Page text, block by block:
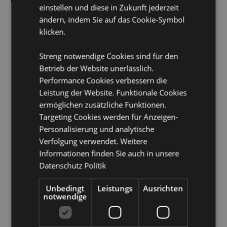
Belgien, Bermuda, Bosnien und Herzegowina,
Bulgarien, Kanarische Inseln (Spanien), Ceuta und
Melilla, Korsika (Frankreich), Kroatien, Zypern,
Guayana, Deutschland, Gibraltar, Griechenland,
Guadeloupe, Guernsey (Kanalinseln), Heiliger Stuhl
(Vatikanstadt), Ungarn, Island, Irland, Isle of Man
(Vereinigtes Königreich), Italien (Festland), Jersey
(Kanalinseln), Kosovo, Lettland, Liechtenstein, Litauen,
Luxemburg, Nordmazedonien, Madeira (Portugal),
Malta, Martinique, Mayotte, Monaco, Montenegro,
Niederlande, Norwegen, Polen, Portugal (Festland),
Réunion, Rumänien, Saint-Martin (französischer Teil),
San Marino, Saudi-Arabien, Serbien, Sizilien (Italien),
Slowakei, Slowenien, Spanien (Festland), Schweden,
Schweiz, Ukraine, Vereinigte Arabische Emirate,
Vereinigtes Königreich (Festland), Vereinigtes
Königreich (Nordirland, Highlands und Inseln)
Produkttressourcen:
einstellen und diese in Zukunft jederzeit
ändern, indem Sie auf das Cookie-Symbol
klicken.
Streng notwendige Cookies sind für den
Betrieb der Website unerlässlich.
Performance Cookies verbessern die
Leistung der Website. Funktionale Cookies
ermöglichen zusätzliche Funktionen.
Targeting Cookies werden für Anzeigen-
Personalisierung und analytische
Verfolgung verwendet. Weitere
Informationen finden Sie auch in unsere
Datenschutz Politik
Unbedingt
notwendige
Leistungs Ausrichten